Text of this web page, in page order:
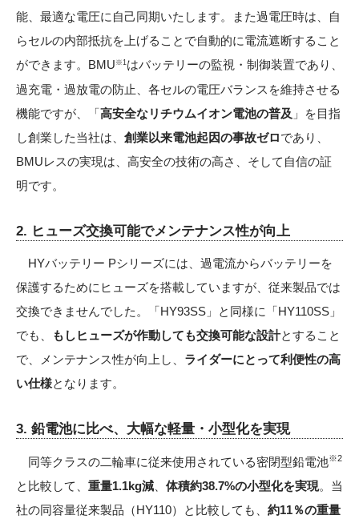
能、最適な電圧に自己同期いたします。また過電圧時は、自
らセルの内部抵抗を上げることで自動的に電流遮断すること
ができます。BMU ※1はバッテリーの監視・制御装置であり、
過充電・過放電の防止、各セルの電圧バランスを維持させる
機能ですが、「高安全なリチウムイオン電池の普及 」を目指
し創業した当社は、 創業以来電池起因の事故ゼロであり、
BMUレスの実現は、高安全の技術の高さ、そして自信の証
明です。
2. ヒューズ交換可能でメンテナンス性が向上
HYバッテリー Pシリーズには、過電流からバッテリーを
保護するためにヒューズを搭載していますが、従来製品では
交換できませんでした。「HY93SS」と同様に「HY110SS」
でも、
もしヒューズが作動しても交換可能な設計とすること
で、メンテナンス性が向上し、 ライダーにとって利便性の高
い仕様となります。
3. 鉛電池に比べ、大幅な軽量・小型化を実現
同等クラスの二輪車に従来使用されている密閉型鉛電池※2
と比較して、 重量1.1kg減 体積約38.7%の小型化を実現。当
社の同容量従来製品（HY110）と比較しても、 約11％の重量